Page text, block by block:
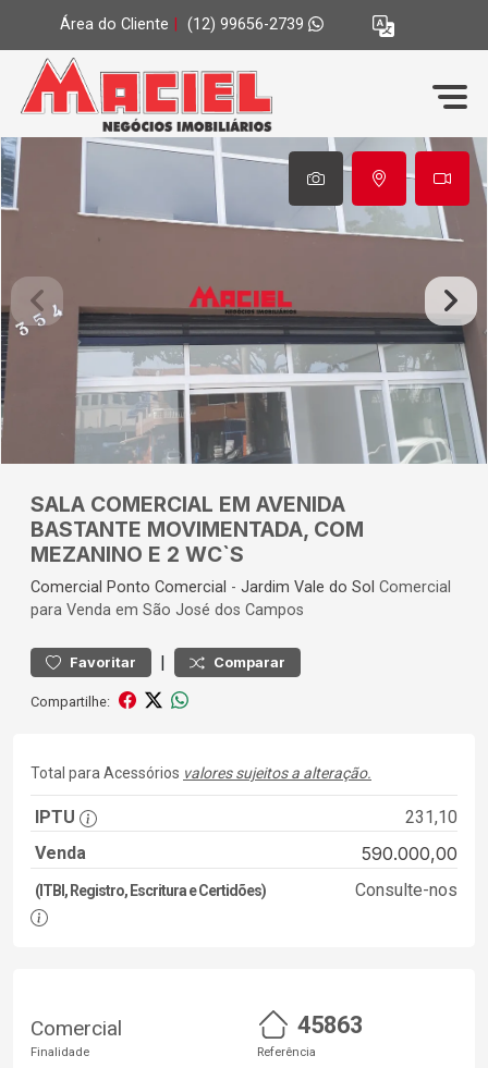
Área do Cliente (12) 99656-2739
SALA COMERCIAL EM AVENIDA
BASTANTE MOVIMENTADA, COM
MEZANINO E 2 WC`S
Comercial Ponto Comercial - Jardim Vale do Sol Comercial
para Venda em São José dos Campos
Favoritar | Comparar
Compartilhe:
Total para Acessórios valores sujeitos a alteração.
IPTU
231,10
Venda
590.000,00
(ITBI, Registro, Escritura e Certidões) Consulte-nos
Comercial
Finalidade
45863
Referência